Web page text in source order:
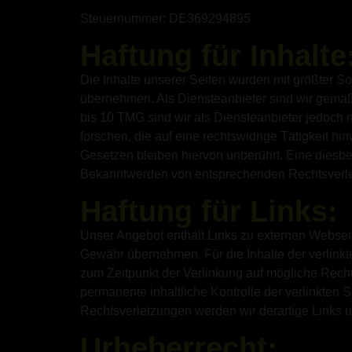
Steuernummer: DE369294895
Die Inhalte unserer Seiten wurden mit größter
übernehmen. Als Diensteanbieter sind wir
bis 10 TMG sind wir als Diensteanbieter jedoch
forschen, die auf eine rechtswidrige Tätigkeit
Gesetzen bleiben hiervon unberührt. Eine
Bekanntwerden von entsprechenden
Unser Angebot enthält Links zu externen
Gewähr übernehmen. Für die Inhalte der
zum Zeitpunkt der Verlinkung auf mögliche
permanente inhaltliche Kontrolle der verlinkten
Rechtsverletzungen werden wir derartige Links